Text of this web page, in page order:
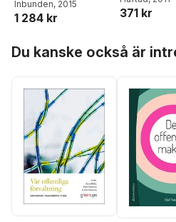
Wängnerud
Inbunden, 2015
1 284 kr 371 kr
Du kanske också är